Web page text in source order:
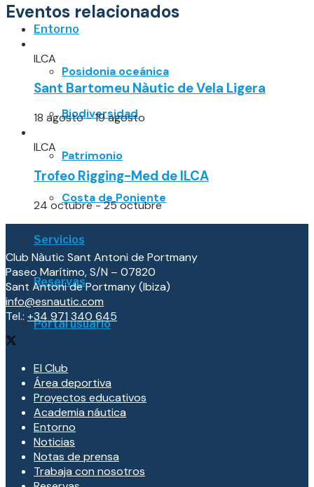
Entorno
Posidonia oceánica
Biodiversidad
Patrimonio
Costa de Poniente
Servicios
Reservas
Portal usuario
Eventos relacionados
ILCA
Sant Bartomeu Nàutic de Vela Ligera
18 agosto-19 agosto
ILCA
Trofeo Rigging-Med de ILCA
24 octubre-25 octubre
Club Nàutic Sant Antoni de Portmany
Paseo Marítimo, S/N – 07820
Sant Antoni de Portmany (Ibiza)
info@esnautic.com
Tel.: +34 971 340 645
El Club
Área deportiva
Proyectos educativos
Academia náutica
Entorno
Noticias
Notas de prensa
Trabaja con nosotros